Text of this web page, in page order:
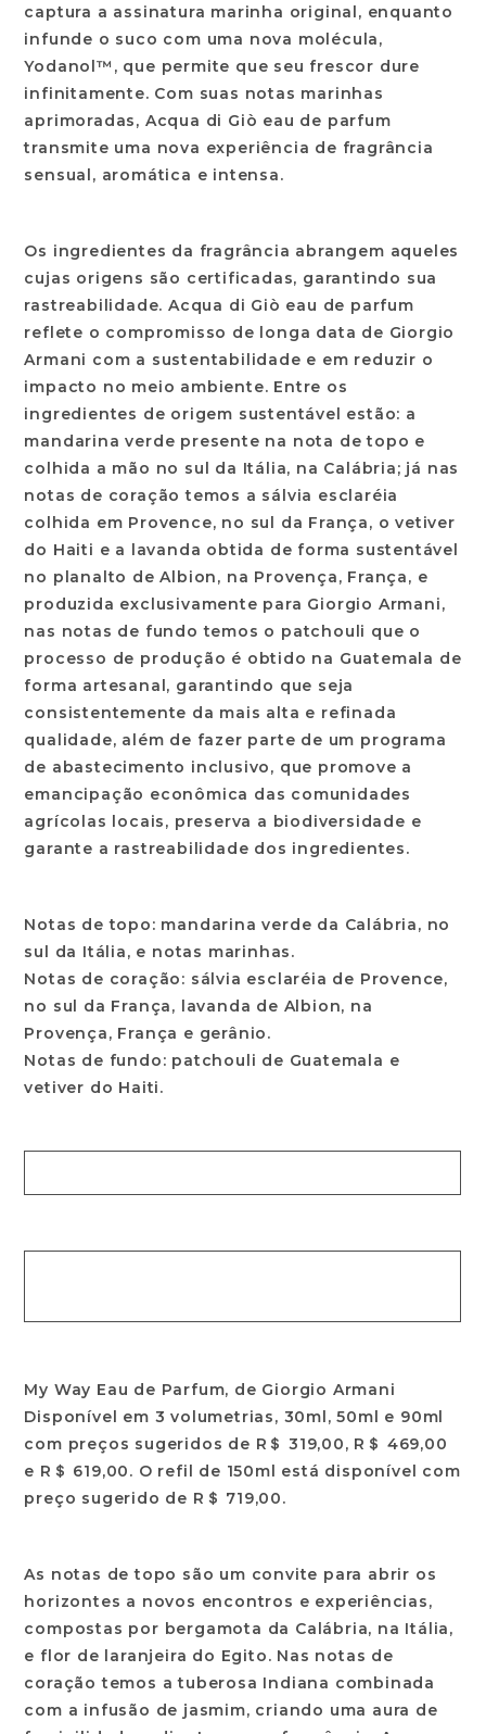
captura a assinatura marinha original, enquanto
infunde o suco com uma nova molécula,
Yodanol™, que permite que seu frescor dure
infinitamente. Com suas notas marinhas
aprimoradas, Acqua di Giò eau de parfum
transmite uma nova experiência de fragrância
sensual, aromática e intensa.
Os ingredientes da fragrância abrangem aqueles
cujas origens são certificadas, garantindo sua
rastreabilidade. Acqua di Giò eau de parfum
reflete o compromisso de longa data de Giorgio
Armani com a sustentabilidade e em reduzir o
impacto no meio ambiente. Entre os
ingredientes de origem sustentável estão: a
mandarina verde presente na nota de topo e
colhida a mão no sul da Itália, na Calábria; já nas
notas de coração temos a sálvia esclaréia
colhida em Provence, no sul da França, o vetiver
do Haiti e a lavanda obtida de forma sustentável
no planalto de Albion, na Provença, França, e
produzida exclusivamente para Giorgio Armani,
nas notas de fundo temos o patchouli que o
processo de produção é obtido na Guatemala de
forma artesanal, garantindo que seja
consistentemente da mais alta e refinada
qualidade, além de fazer parte de um programa
de abastecimento inclusivo, que promove a
emancipação econômica das comunidades
agrícolas locais, preserva a biodiversidade e
garante a rastreabilidade dos ingredientes.
Notas de topo: mandarina verde da Calábria, no
sul da Itália, e notas marinhas.
Notas de coração: sálvia esclaréia de Provence,
no sul da França, lavanda de Albion, na
Provença, França e gerânio.
Notas de fundo: patchouli de Guatemala e
vetiver do Haiti.
My Way Eau de Parfum, de Giorgio Armani
Disponível em 3 volumetrias, 30ml, 50ml e 90ml
com preços sugeridos de R＄ 319,00, R＄ 469,00
e R＄ 619,00. O refil de 150ml está disponível com
preço sugerido de R＄ 719,00.
As notas de topo são um convite para abrir os
horizontes a novos encontros e experiências,
compostas por bergamota da Calábria, na Itália,
e flor de laranjeira do Egito. Nas notas de
coração temos a tuberosa Indiana combinada
com a infusão de jasmim, criando uma aura de